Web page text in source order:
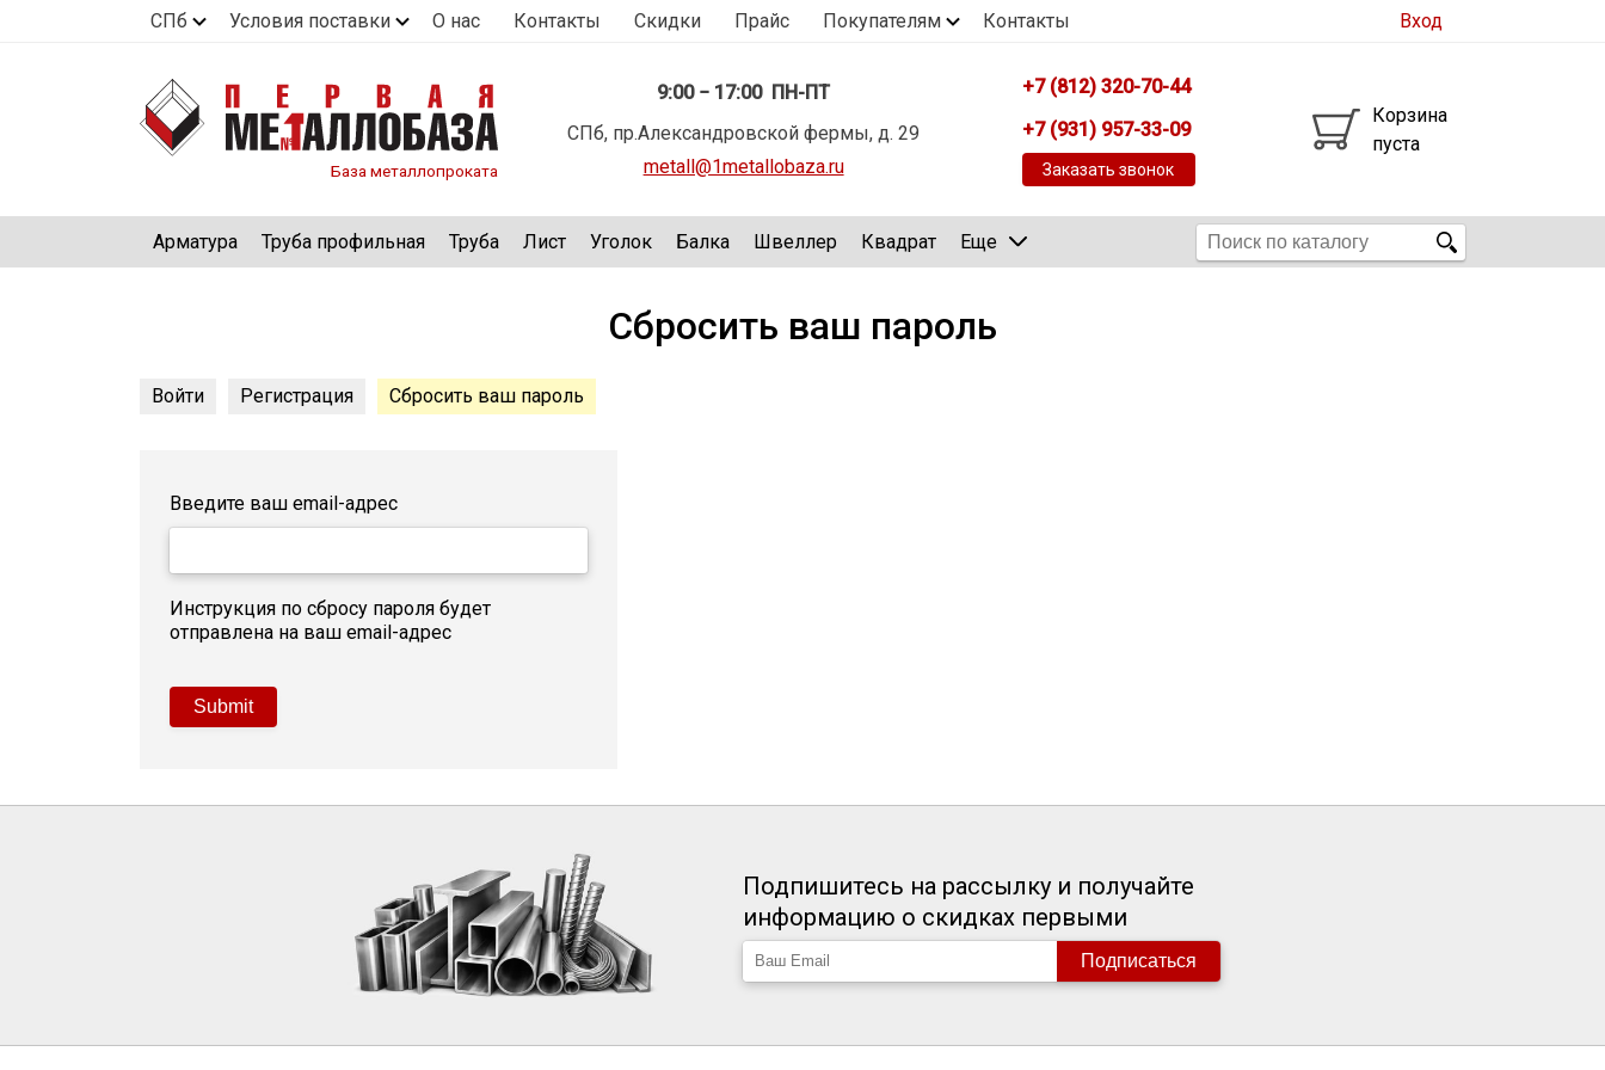
СПб Условия поставки О нас Контакты Скидки Прайс Покупателям Контакты Вход
База металлопроката
9:00 − 17:00 ПН-ПТ
СПб, пр.Александровской фермы, д. 29
metall@1metallobaza.ru
+7 (812) 320-70-44
+7 (931) 957-33-09
Заказать звонок
Корзина
пуста
Арматура Труба профильная Труба Лист Уголок Балка Швеллер Квадрат Еще
Сбросить ваш пароль
Главные
Войти Регистрация Сбросить ваш пароль
вкладка)
Введите ваш email-адрес
Инструкция по сбросу пароля будет
отправлена на ваш email-адрес
Подпишитесь на рассылку и получайте
информацию о скидках первыми
Подписаться